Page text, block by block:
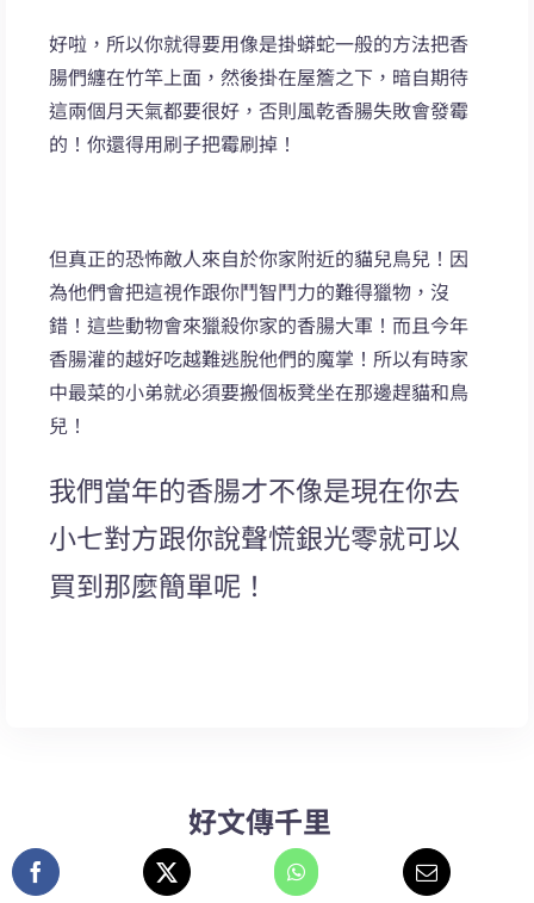
好啦，所以你就得要用像是掛蟒蛇一般的方法把香
腸們纏在竹竿上面，然後掛在屋簷之下，暗自期待
這兩個月天氣都要很好，否則風乾香腸失敗會發霉
的！你還得用刷子把霉刷掉！
但真正的恐怖敵人來自於你家附近的貓兒鳥兒！因
為他們會把這視作跟你鬥智鬥力的難得獵物，沒
錯！這些動物會來獵殺你家的香腸大軍！而且今年
香腸灌的越好吃越難逃脫他們的魔掌！所以有時家
中最菜的小弟就必須要搬個板凳坐在那邊趕貓和鳥
兒！
我們當年的香腸才不像是現在你去
小七對方跟你說聲慌銀光零就可以
買到那麼簡單呢！
好文傳千里